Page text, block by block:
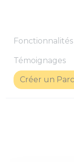
Fonctionnalités
Témoignages
Créer un